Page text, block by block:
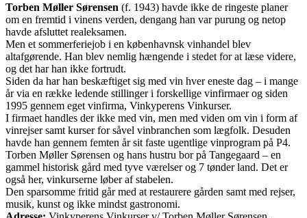
Torben Møller Sørensen (f. 1943) havde ikke de ringeste planer
om en fremtid i vinens verden, dengang han var purung og netop
havde afsluttet realeksamen.
Men et sommerferiejob i en københavnsk vinhandel blev
altafgørende. Han blev nemlig hængende i stedet for at læse videre,
og det har han ikke fortrudt.
Siden da har han beskæftiget sig med vin hver eneste dag – i mange
år via en række ledende stillinger i forskellige vinfirmaer og siden
1995 gennem eget vinfirma, Vinkyperens Vinkurser.
I firmaet handles der ikke med vin, men med viden om vin i form af
vinrejser samt kurser for såvel vinbranchen som lægfolk. Desuden
havde han gennem femten år sit faste ugentlige vinprogram på P4.
Torben Møller Sørensen og hans hustru bor på Tangegaard – en
gammel historisk gård med tyve værelser og 7 tønder land. Det er
også her, vinkurserne løber af stabelen.
Den sparsomme fritid går med at restaurere gården samt med rejser,
musik, kunst og ikke mindst gastronomi.